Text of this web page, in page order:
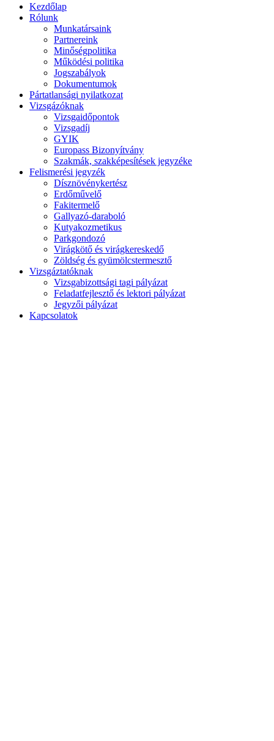
Kezdőlap
Rólunk
Munkatársaink
Partnereink
Minőségpolitika
Működési politika
Jogszabályok
Dokumentumok
Pártatlansági nyilatkozat
Vizsgázóknak
Vizsgaidőpontok
Vizsgadíj
GYIK
Europass Bizonyítvány
Szakmák, szakképesítések jegyzéke
Felismerési jegyzék
Dísznövénykertész
Erdőművelő
Fakitermelő
Gallyazó-daraboló
Kutyakozmetikus
Parkgondozó
Virágkötő és virágkereskedő
Zöldség és gyümölcstermesztő
Vizsgáztatóknak
Vizsgabizottsági tagi pályázat
Feladatfejlesztő és lektori pályázat
Jegyzői pályázat
Kapcsolatok